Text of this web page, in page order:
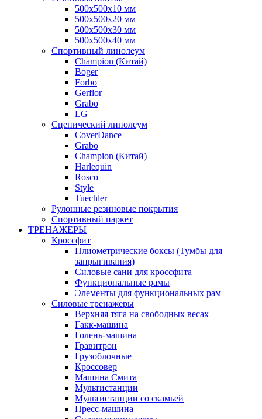
500х500х10 мм
500х500х20 мм
500х500х30 мм
500х500х40 мм
Спортивный линолеум
Champion (Китай)
Boger
Forbo
Gerflor
Grabo
LG
Сценический линолеум
CoverDance
Grabo
Champion (Китай)
Harlequin
Rosco
Style
Tuechler
Рулонные резиновые покрытия
Спортивный паркет
ТРЕНАЖЕРЫ
Кроссфит
Плиометрические боксы (Тумбы для
запрыгивания)
Силовые сани для кроссфита
Функциональные рамы
Элементы для функциональных рам
Силовые тренажеры
Верхняя тяга на свободных весах
Гакк-машина
Голень-машина
Гравитрон
Грузоблочные
Кроссовер
Машина Смита
Мультистанции
Мультистанции со скамьей
Пресс-машина